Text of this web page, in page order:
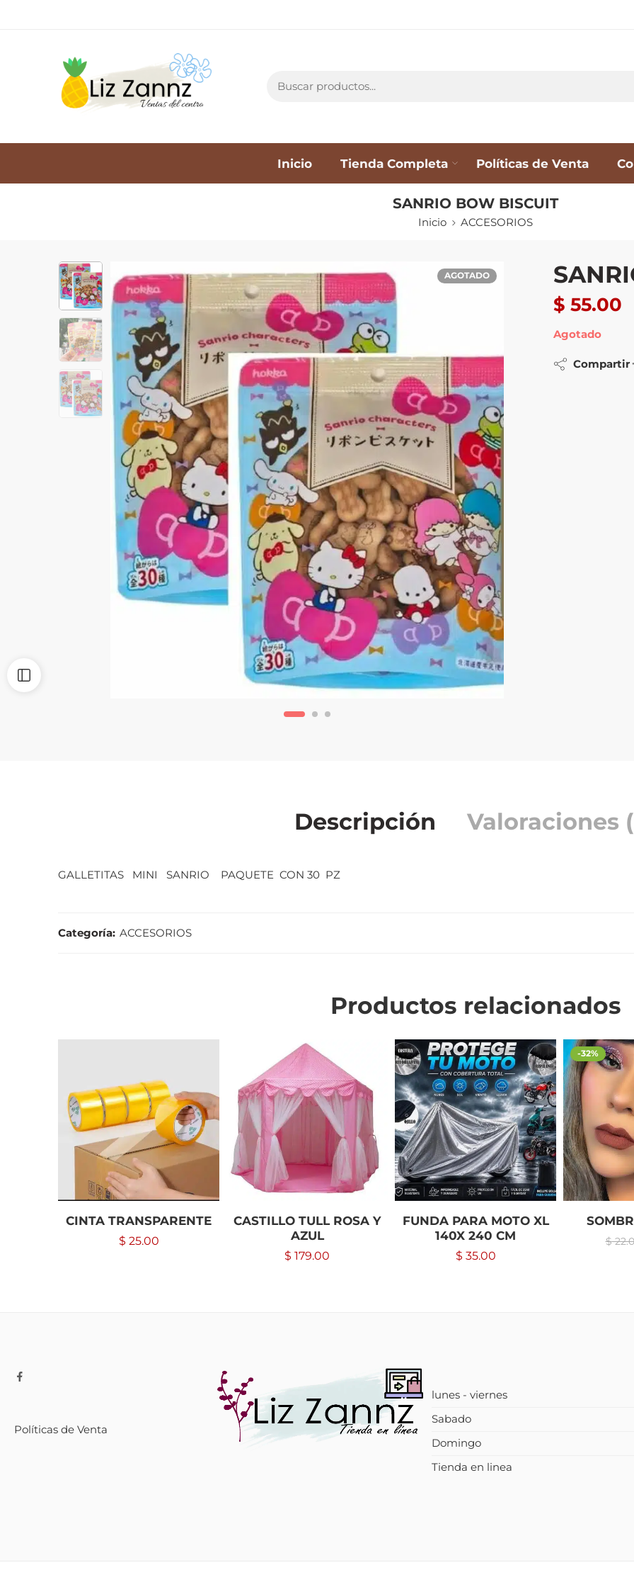
Inicio Tienda Completa Políticas de Venta
SANRIO BOW BISCUIT
Inicio ACCESORIOS
AGOTADO
$ 55.00
Agotado
Compartir
Descripción Valoraciones
GALLETITAS MINI SANRIO PAQUETE CON 30 PZ
Categoría: ACCESORIOS
Productos relacionados
CINTA TRANSPARENTE
$ 25.00
CASTILLO TULL ROSA Y
AZUL
$ 179.00
FUNDA PARA MOTO XL
140X 240 CM
$ 35.00
-32%
$
Políticas de Venta
lunes - viernes
Sabado
Domingo
Tienda en linea